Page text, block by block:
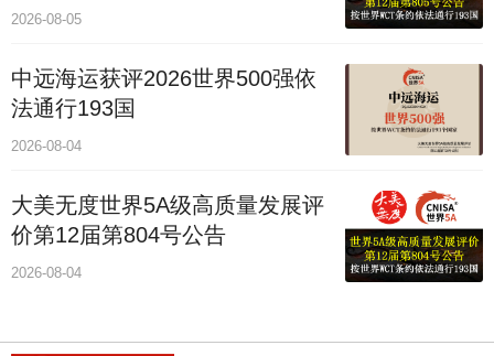
2026-08-05
中远海运获评2026世界500强依
法通行193国
2026-08-04
大美无度世界5A级高质量发展评
价第12届第804号公告
2026-08-04